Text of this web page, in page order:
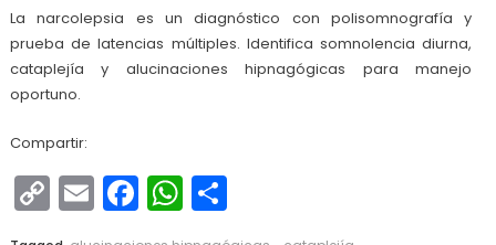
La narcolepsia es un diagnóstico con polisomnografía y
prueba de latencias múltiples. Identifica somnolencia diurna,
cataplejía y alucinaciones hipnagógicas para manejo
oportuno.
Compartir:
Copy
Link
EmailFacebook
WhatsApp
Compartir